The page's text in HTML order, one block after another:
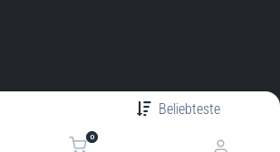
Beliebteste
0
ERP/Web byrivecon